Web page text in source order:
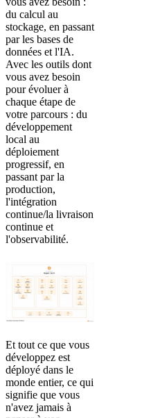
du calcul au
stockage, en passant
par les bases de
données et l'IA.
Avec les outils dont
vous avez besoin
pour évoluer à
chaque étape de
votre parcours : du
développement
local au
déploiement
progressif, en
passant par la
production,
l'intégration
continue/la livraison
continue et
l'observabilité.
Et tout ce que vous
développez est
déployé dans le
monde entier, ce qui
signifie que vous
n'avez jamais à